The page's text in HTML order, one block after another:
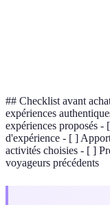
## Checklist avant
expériences
expériences proposés -
d'expérience - [ ]
activités choisies - [ ]
voyageurs précédents